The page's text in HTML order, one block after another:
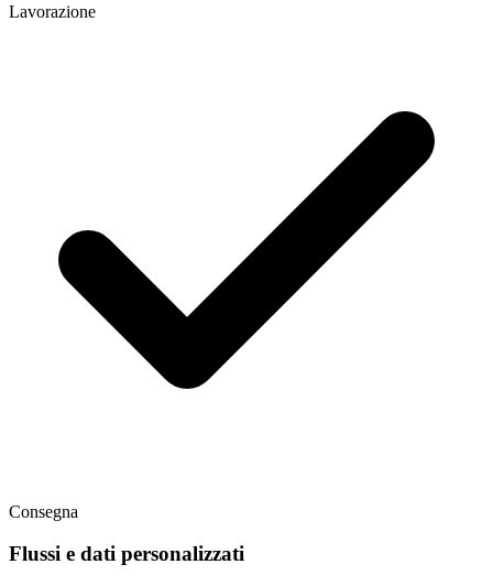
Lavorazione
Consegna
Flussi e dati personalizzati